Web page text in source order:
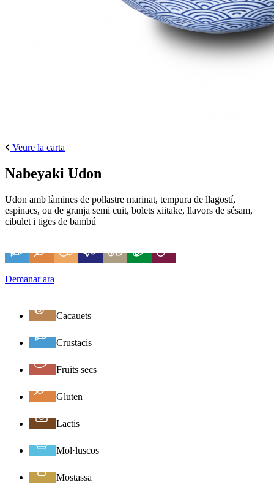
Veure la carta
Nabeyaki Udon
Udon amb làmines de pollastre marinat, tempura de llagostí,
espinacs, ou de granja semi cuit, bolets xiitake, llavors de sésam,
cibulet i tiges de bambú
Demanar ara
Cacauets
Crustacis
Fruits secs
Gluten
Lactis
Mol·luscos
Mostassa